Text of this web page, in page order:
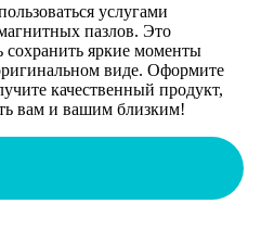
услугами
пазлов. Это
сохранить яркие моменты
виде. Оформите
качественный продукт,
вам и вашим близким!